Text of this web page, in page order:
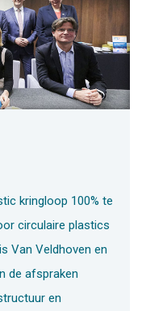
kringloop 100% te
circulaire plastics
Van Veldhoven en
de afspraken
en